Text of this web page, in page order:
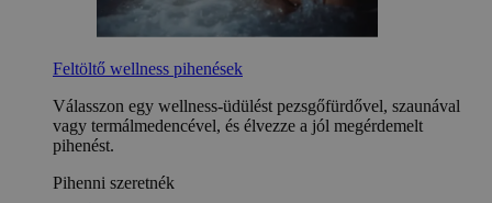
Feltöltő wellness pihenések
Válasszon egy wellness-üdülést pezsgőfürdővel, szaunával
vagy termálmedencével, és élvezze a jól megérdemelt
pihenést.
Pihenni szeretnék